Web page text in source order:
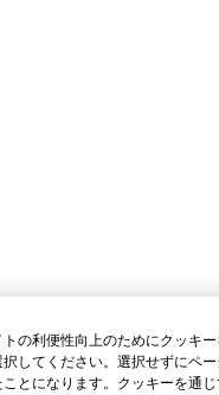
の利便性向上のためにクッキ
してください。選択せずにペ
とになります。クッキーを通